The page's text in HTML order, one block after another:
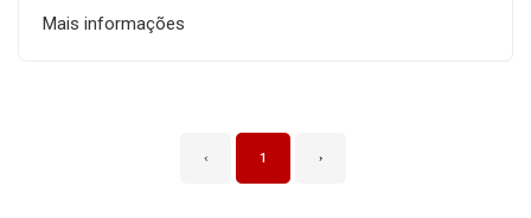
Mais informações
‹ 1 ›